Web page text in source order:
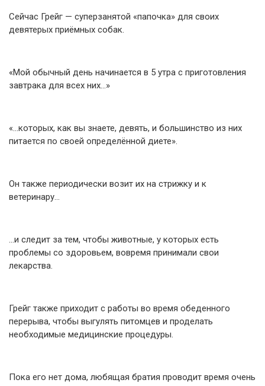
Сейчас Грейг — суперзанятой «папочка» для своих
девятерых приёмных собак.
«Мой обычный день начинается в 5 утра с приготовления
завтрака для всех них…»
«…которых, как вы знаете, девять, и большинство из них
питается по своей определённой диете».
Он также периодически возит их на стрижку и к
ветеринару…
…и следит за тем, чтобы животные, у которых есть
проблемы со здоровьем, вовремя принимали свои
лекарства.
Грейг также приходит с работы во время обеденного
перерыва, чтобы выгулять питомцев и проделать
необходимые медицинские процедуры.
Пока его нет дома, любящая братия проводит время очень